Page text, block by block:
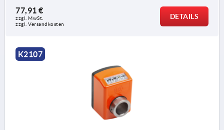
77,91 €
zzgl. MwSt.
zzgl. Versandkosten
DETAILS
K2107